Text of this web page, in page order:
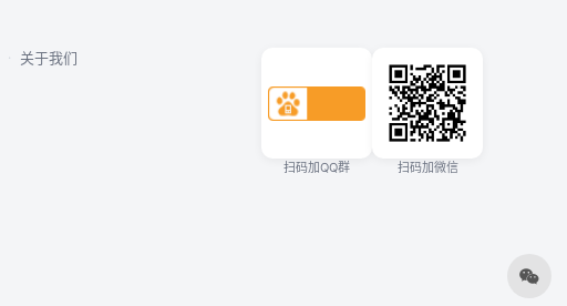
· 关于我们
扫码加QQ群 扫码加微信